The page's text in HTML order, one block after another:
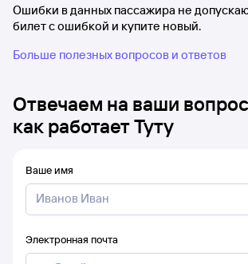
Ошибки в данных пассажира не
билет с ошибкой и купите новый.
Больше полезных вопросов и ответов
Отвечаем на ваши
как работает Туту
Ваше имя
Электронная почта